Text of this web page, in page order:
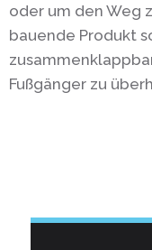
oder um den Weg
bauende Produkt
Fußgänger zu